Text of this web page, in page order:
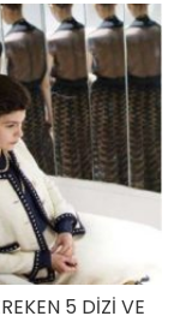
5 DİZİ VE